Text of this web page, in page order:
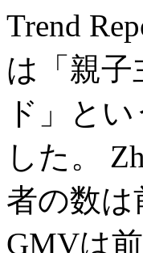
Trend
は「親
ド」と
した。
者の数は
GMVは